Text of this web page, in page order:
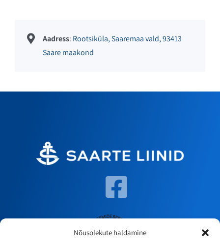
Nõusolekute haldamine
Aadress: Rootsiküla, Saaremaa vald, 93413
Saare maakond